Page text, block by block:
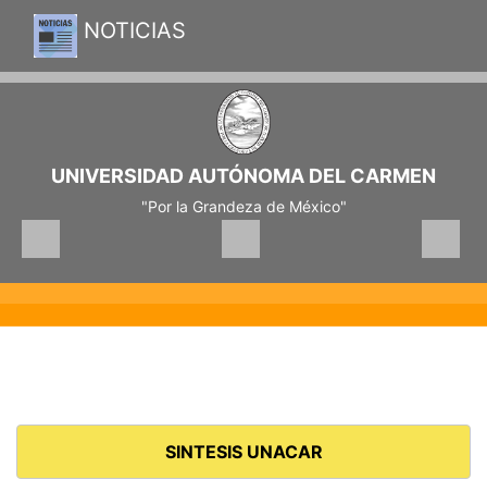
NOTICIAS
UNIVERSIDAD AUTÓNOMA DEL CARMEN
"Por la Grandeza de México"
SINTESIS UNACAR